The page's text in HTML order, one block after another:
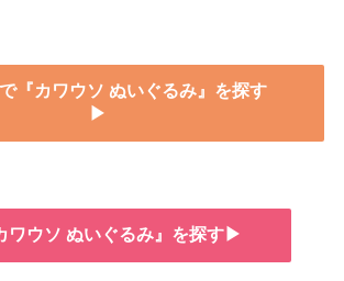
『カワウソ ぬいぐるみ』を探す
▶
ワウソ ぬいぐるみ』を探す▶